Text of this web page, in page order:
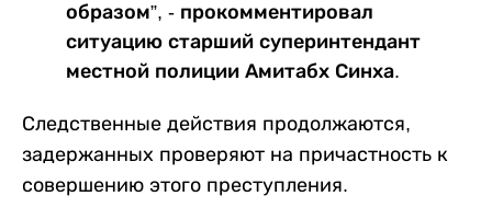
образом”, - прокомментировал
ситуацию старший суперинтендант
местной полиции Амитабх Синха.
Следственные действия продолжаются,
задержанных проверяют на причастность к
совершению этого преступления.